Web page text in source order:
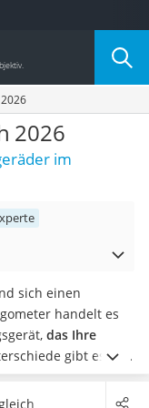
2026
im
sich einen
handelt es
das Ihre
gibt es vor
Computers.
durch eine